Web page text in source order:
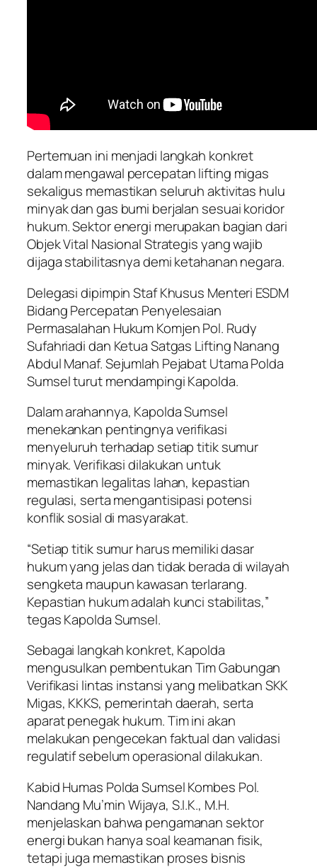
Pertemuan ini menjadi langkah konkret
dalam mengawal percepatan lifting migas
sekaligus memastikan seluruh aktivitas hulu
minyak dan gas bumi berjalan sesuai koridor
hukum. Sektor energi merupakan bagian dari
Objek Vital Nasional Strategis yang wajib
dijaga stabilitasnya demi ketahanan negara.
Delegasi dipimpin Staf Khusus Menteri ESDM
Bidang Percepatan Penyelesaian
Permasalahan Hukum Komjen Pol. Rudy
Sufahriadi dan Ketua Satgas Lifting Nanang
Abdul Manaf. Sejumlah Pejabat Utama Polda
Sumsel turut mendampingi Kapolda.
Dalam arahannya, Kapolda Sumsel
menekankan pentingnya verifikasi
menyeluruh terhadap setiap titik sumur
minyak. Verifikasi dilakukan untuk
memastikan legalitas lahan, kepastian
regulasi, serta mengantisipasi potensi
konflik sosial di masyarakat.
“Setiap titik sumur harus memiliki dasar
hukum yang jelas dan tidak berada di wilayah
sengketa maupun kawasan terlarang.
Kepastian hukum adalah kunci stabilitas,”
tegas Kapolda Sumsel.
Sebagai langkah konkret, Kapolda
mengusulkan pembentukan Tim Gabungan
Verifikasi lintas instansi yang melibatkan SKK
Migas, KKKS, pemerintah daerah, serta
aparat penegak hukum. Tim ini akan
melakukan pengecekan faktual dan validasi
regulatif sebelum operasional dilakukan.
Kabid Humas Polda Sumsel Kombes Pol.
Nandang Mu’min Wijaya, S.I.K., M.H.
menjelaskan bahwa pengamanan sektor
energi bukan hanya soal keamanan fisik,
tetapi juga memastikan proses bisnis